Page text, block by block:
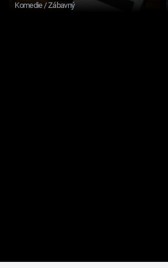
Komedie / Zábavný